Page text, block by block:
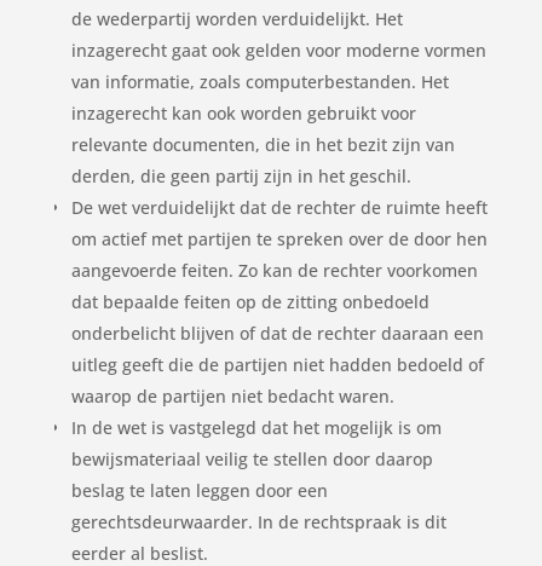
de wederpartij worden verduidelijkt. Het
inzagerecht gaat ook gelden voor moderne vormen
van informatie, zoals computerbestanden. Het
inzagerecht kan ook worden gebruikt voor
relevante documenten, die in het bezit zijn van
derden, die geen partij zijn in het geschil.
De wet verduidelijkt dat de rechter de ruimte heeft
om actief met partijen te spreken over de door hen
aangevoerde feiten. Zo kan de rechter voorkomen
dat bepaalde feiten op de zitting onbedoeld
onderbelicht blijven of dat de rechter daaraan een
uitleg geeft die de partijen niet hadden bedoeld of
waarop de partijen niet bedacht waren.
In de wet is vastgelegd dat het mogelijk is om
bewijsmateriaal veilig te stellen door daarop
beslag te laten leggen door een
gerechtsdeurwaarder. In de rechtspraak is dit
eerder al beslist.